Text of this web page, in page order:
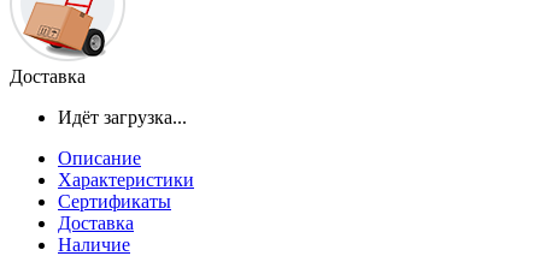
Доставка
Идёт загрузка...
Описание
Характеристики
Сертификаты
Доставка
Наличие